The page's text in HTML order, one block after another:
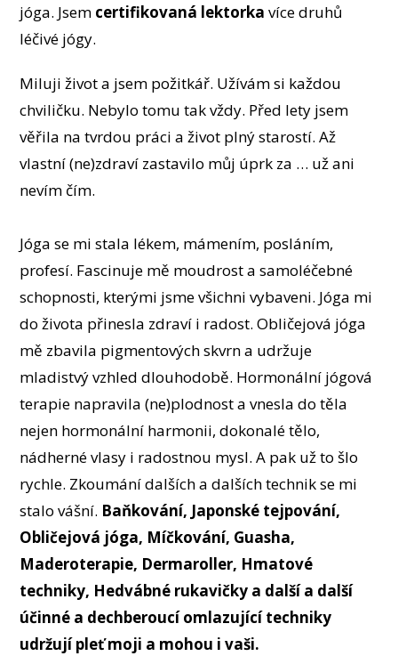
jóga. Jsem certifikovaná lektorka více druhů
léčivé jógy.
Miluji život a jsem požitkář. Užívám si každou
chviličku. Nebylo tomu tak vždy. Před lety jsem
věřila na tvrdou práci a život plný starostí. Až
vlastní (ne)zdraví zastavilo můj úprk za … už ani
nevím čím.
Jóga se mi stala lékem, mámením, posláním,
profesí. Fascinuje mě moudrost a samoléčebné
schopnosti, kterými jsme všichni vybaveni. Jóga mi
do života přinesla zdraví i radost. Obličejová jóga
mě zbavila pigmentových skvrn a udržuje
mladistvý vzhled dlouhodobě. Hormonální jógová
terapie napravila (ne)plodnost a vnesla do těla
nejen hormonální harmonii, dokonalé tělo,
nádherné vlasy i radostnou mysl. A pak už to šlo
rychle. Zkoumání dalších a dalších technik se mi
stalo vášní. Baňkování, Japonské tejpování,
Obličejová jóga, Míčkování, Guasha,
Maderoterapie, Dermaroller, Hmatové
techniky, Hedvábné rukavičky a další a další
účinné a dechberoucí omlazující techniky
udržují pleť moji a mohou i vaši.